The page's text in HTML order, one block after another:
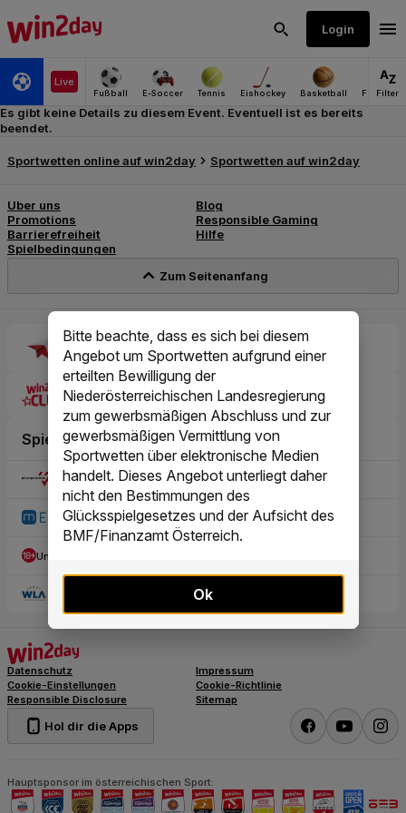
Bitte beachte, dass es sich bei diesem
Angebot um Sportwetten aufgrund einer
erteilten Bewilligung der
Niederösterreichischen Landesregierung
zum gewerbsmäßigen Abschluss und zur
gewerbsmäßigen Vermittlung von
Sportwetten über elektronische Medien
handelt. Dieses Angebot unterliegt daher
nicht den Bestimmungen des
Glücksspielgesetzes und der Aufsicht des
BMF/Finanzamt Österreich.
Ok
Es gibt keine Details zu diesem Event. Eventuell ist es bereits
beendet.